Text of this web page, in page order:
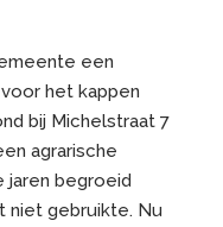
een
het kappen
bij Michelstraat 7
agrarische
jaren begroeid
niet gebruikte. Nu